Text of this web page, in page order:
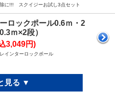
に!!! スクイジーお試し3点セット
ロックポール0.6ｍ・2
ｍ×2段）
3,049円)
インターロックポール
見る ▼